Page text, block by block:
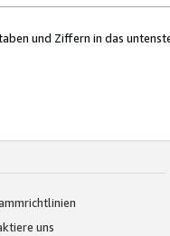
und Ziffern in das
uns